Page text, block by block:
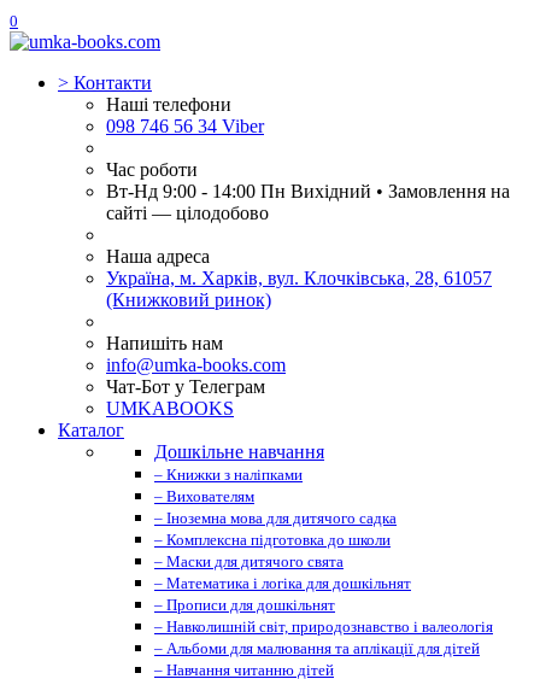
0
> Контакти
Наші телефони
098 746 56 34 Viber
Час роботи
Вт-Нд 9:00 - 14:00 Пн Вихідний • Замовлення на
сайті — цілодобово
Наша адреса
Україна, м. Харків, вул. Клочківська, 28, 61057
(Книжковий ринок)
Напишіть нам
info@umka-books.com
Чат-Бот у Телеграм
UMKABOOKS
Каталог
Дошкільне навчання
– Книжки з наліпками
– Вихователям
– Іноземна мова для дитячого садка
– Комплексна підготовка до школи
– Маски для дитячого свята
– Математика і логіка для дошкільнят
– Прописи для дошкільнят
– Навколишній світ, природознавство і валеологія
– Альбоми для малювання та аплікації для дітей
– Навчання читанню дітей